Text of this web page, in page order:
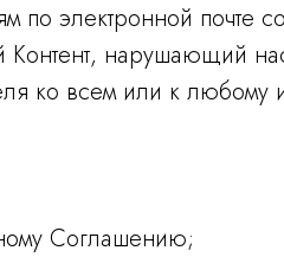
по электронной
нарушающий
ко всем или к
Соглашению;